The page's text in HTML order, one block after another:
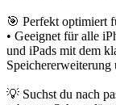
🎯 Perfekt optimiert
• Geeignet für alle
und iPads mit dem
Speichererweiterung
💡 Suchst du nach